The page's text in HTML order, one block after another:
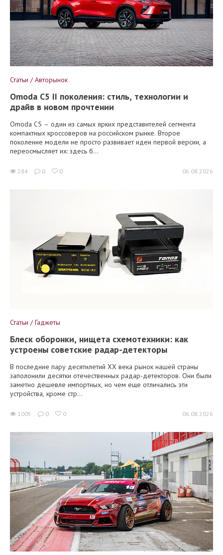
Статьи / Авторынок
Omoda C5 II поколения: стиль, технологии и
драйв в новом прочтении
Omoda C5 – один из самых ярких представителей сегмента
компактных кроссоверов на российском рынке. Второе
поколение модели не просто развивает идеи первой версии, а
переосмысляет их: здесь б...
284 0 0 06.08.2026
Статьи / Гаджеты
Блеск оборонки, нищета схемотехники: как
устроены советские радар-детекторы
В последние пару десятилетий XX века рынок нашей страны
заполонили десятки отечественных радар-детекторов. Они были
заметно дешевле импортных, но чем еще отличались эти
устройства, кроме стр...
1005 0 0 06.08.2026